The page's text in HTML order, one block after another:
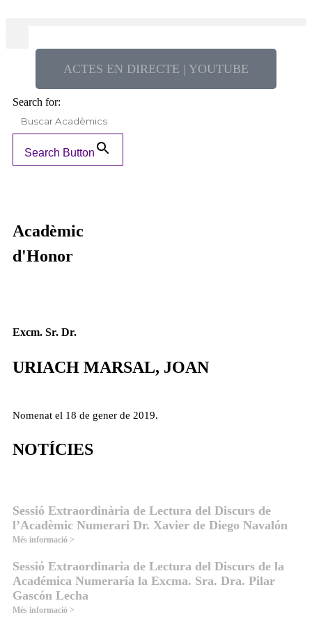
ACTES EN DIRECTE | YOUTUBE
Search for:
Search Button
Acadèmic
d'Honor
Excm. Sr. Dr.
URIACH MARSAL, JOAN
Nomenat el 18 de gener de 2019.
NOTÍCIES
Sessió Extraordinària de Lectura del Discurs de
l’Acadèmic Numerari Dr. Xavier de Diego Navalón
Més informació >
Sessió Extraordinaria de Lectura del Discurs de la
Académica Numeraría la Excma. Sra. Dra. Pilar
Gascón Lecha
Més informació >